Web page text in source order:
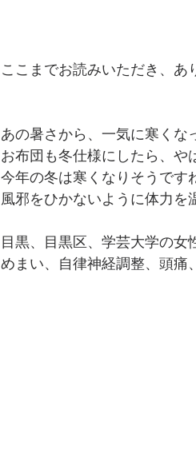
ここまでお読みいただき、あ
あの暑さから、一気に寒くな
お布団も冬仕様にしたら、や
今年の冬は寒くなりそうです
風邪をひかないように体力を
目黒、目黒区、学芸大学の
めまい、自律神経調整、頭痛